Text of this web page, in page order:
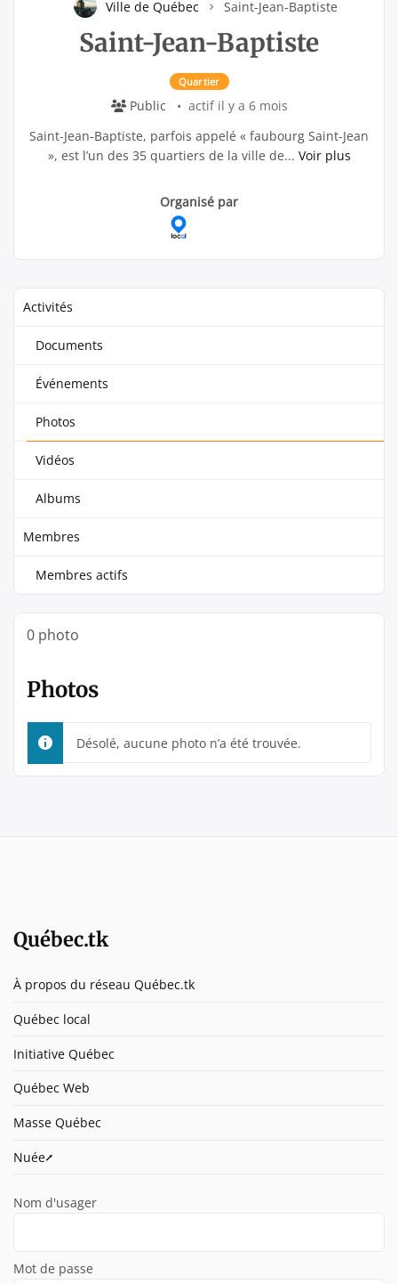
Ville de Québec Saint-Jean-Baptiste
Saint-Jean-Baptiste
Quartier
Public
actif il y a 6 mois
Saint-Jean-Baptiste, parfois appelé « faubourg Saint-Jean
», est l’un des 35 quartiers de la ville de... Voir plus
Groupe
Parent
Groupe
Organisateurs
Organisé par
Activités
Documents
Événements
Photos
Vidéos
Albums
Membres
Membres actifs
0 photo
Photos
Désolé, aucune photo n’a été trouvée.
Québec.tk
À propos du réseau Québec.tk
Québec local
Initiative Québec
Québec Web
Masse Québec
Nuée⭧
Nom d'usager
Mot de passe